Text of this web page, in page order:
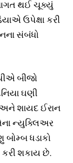
થઈ ચૂક્યું
ઉપેક્ષા કરી
સંબંધો
બીજો
ઘણી
અને શાયદ ઈરાન
ન્યુક્લિઅર
ધડાકો
કરી શકાય છે.